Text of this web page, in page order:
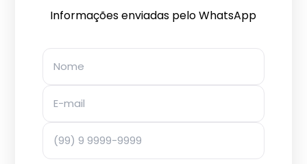
Informações enviadas pelo WhatsApp